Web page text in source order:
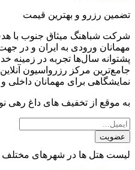
تضمین رزرو و بهترین قیمت
شرکت شباهنگ میثاق جنوب با
مهمانان ورودی به ایران و در
پشتوانه سال‌ها تجربه در زمینه
جامع‌ترین مرکز رزرواسیون
نمایشگاهی برای مهمانان داخلی
به موقع از تخفیف های داغ رهی
عضویت
لیست هتل ها در شهرهای مختلف